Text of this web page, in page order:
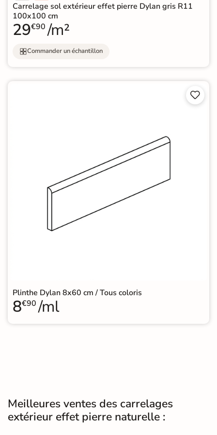
Carrelage sol extérieur effet pierre Dylan gris R11
100x100 cm
29€90 /m²
Commander un échantillon


Plinthe Dylan 8x60 cm / Tous coloris
8€90 /ml
Meilleures ventes des carrelages
extérieur effet pierre naturelle :